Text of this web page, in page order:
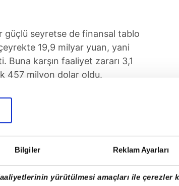
Bilgiler Reklam Ayarları
yürütülmesi amaçları ile çerezler
güçlü seyretse de finansal tablo
19,9 milyar yuan, yani
Buna karşın faaliyet zararı 3,1
457 milyon dolar oldu.